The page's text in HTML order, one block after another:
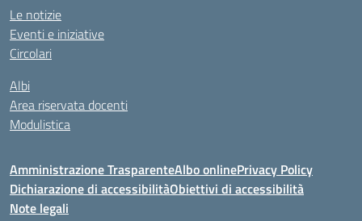
Le notizie
Eventi e iniziative
Circolari
Albi
Area riservata docenti
Modulistica
Amministrazione TrasparenteAlbo onlinePrivacy Policy
Dichiarazione di accessibilitàObiettivi di accessibilità
Note legali